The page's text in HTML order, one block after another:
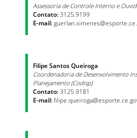
Assessoria de Controle Interno e
Contato:3125.9199
E-mail:
Filipe Santos Queiroga
Coordenadoria de Desenvolvimento
Planejamento (Codisp)
Contato:3125.9181
E-mail: